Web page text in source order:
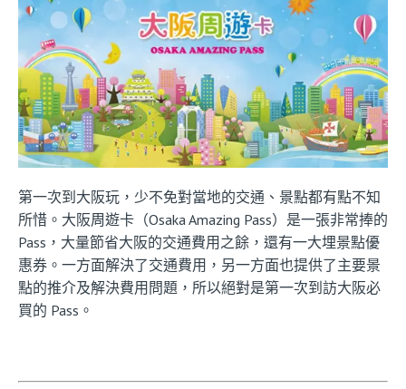
第一次到大阪玩，少不免對當地的交通、景點都有點不知
所惜。大阪周遊卡（Osaka Amazing Pass）是一張非常捧的
Pass，大量節省大阪的交通費用之餘，還有一大埋景點優
惠券。一方面解決了交通費用，另一方面也提供了主要景
點的推介及解決費用問題，所以絕對是第一次到訪大阪必
買的 Pass。